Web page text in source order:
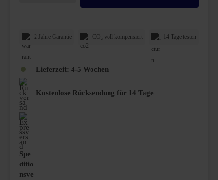
2 Jahre Garantie CO₂ voll kompensiert 14 Tage testen
Lieferzeit: 4-5 Wochen
Kostenlose Rücksendung für 14 Tage
Spe
ditio
nsve